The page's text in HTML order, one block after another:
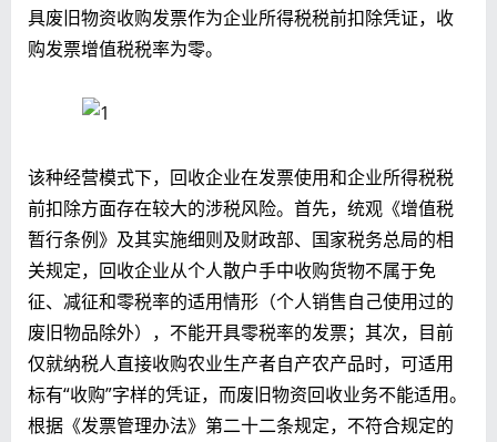
具废旧物资收购发票作为企业所得税税前扣除凭证，收
购发票增值税税率为零。
该种经营模式下，回收企业在发票使用和企业所得税税
前扣除方面存在较大的涉税风险。首先，统观《增值税
暂行条例》及其实施细则及财政部、国家税务总局的相
关规定，回收企业从个人散户手中收购货物不属于免
征、减征和零税率的适用情形（个人销售自己使用过的
废旧物品除外），不能开具零税率的发票；其次，目前
仅就纳税人直接收购农业生产者自产农产品时，可适用
标有“收购”字样的凭证，而废旧物资回收业务不能适用。
根据《发票管理办法》第二十二条规定，不符合规定的